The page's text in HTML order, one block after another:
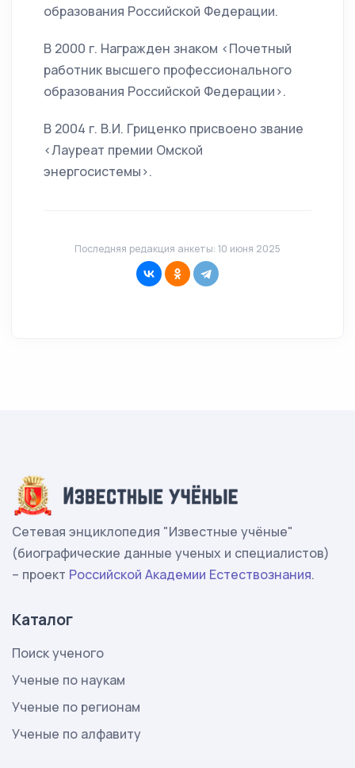
образования Российской Федерации.
В 2000 г. Награжден знаком <Почетный
работник высшего профессионального
образования Российской Федерации>.
В 2004 г. В.И. Гриценко присвоено звание
<Лауреат премии Омской
энергосистемы>.
Последняя редакция анкеты: 10 июня 2025
Сетевая энциклопедия "Известные учёные"
(биографические данные ученых и специалистов)
– проект Российской Академии Естествознания.
Каталог
Поиск ученого
Ученые по наукам
Ученые по регионам
Ученые по алфавиту